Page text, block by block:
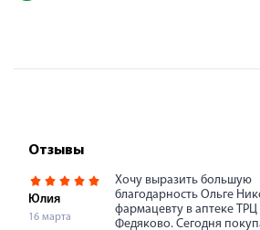
Отзывы
Юлия
16 марта
Хочу выразить большую
благодарность Ольге
фармацевту в аптеке ТРЦ
Федяково. Сегодня